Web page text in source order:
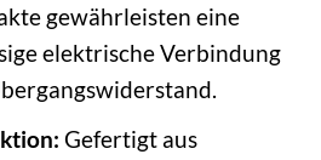
gewährleisten eine
elektrische Verbindung
Gefertigt aus